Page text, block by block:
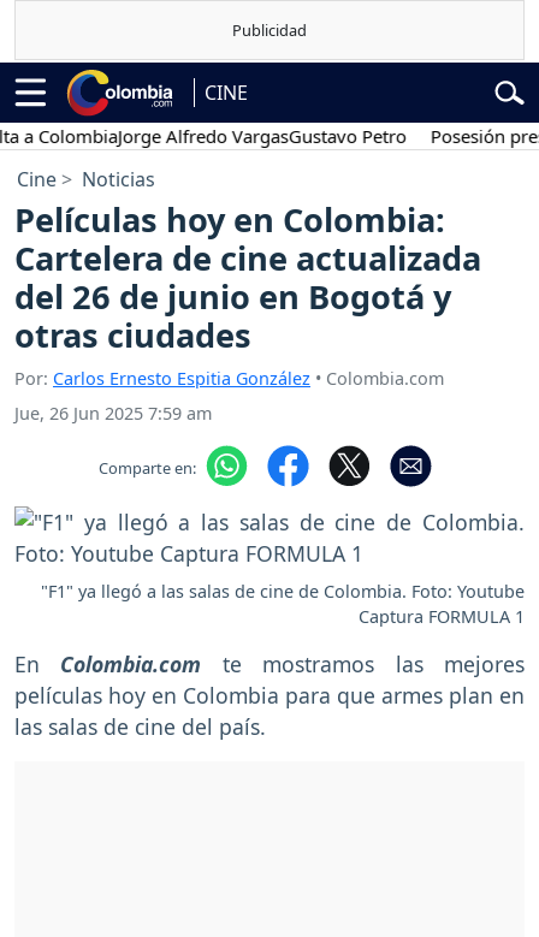
CINE
Jorge Alfredo VargasGustavo Petro Posesión
Cine Noticias
Películas hoy en Colombia:
Cartelera de cine actualizada
del 26 de junio en Bogotá y
otras ciudades
Por: Carlos Ernesto Espitia González • Colombia.com
Jue, 26 Jun 2025 7:59 am
Comparte en:
"F1" ya llegó a las salas de cine de Colombia. Foto: Youtube
Captura FORMULA 1
En Colombia.com te mostramos las mejores
películas hoy en Colombia para que armes plan en
las salas de cine del país.